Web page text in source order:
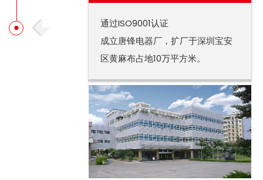
通过ISO9001认证
成立唐锋电器厂，扩厂于深圳宝安
区黄麻布占地10万平方米。